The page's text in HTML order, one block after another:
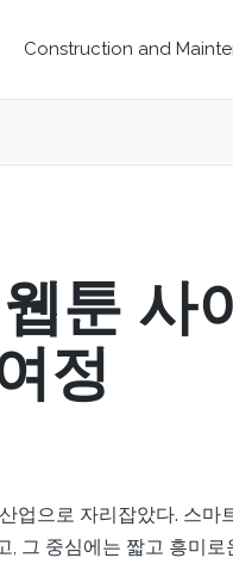
Construction and
툰 사
정
업으로 자리잡았다. 스마
그 중심에는 짧고 흥미로